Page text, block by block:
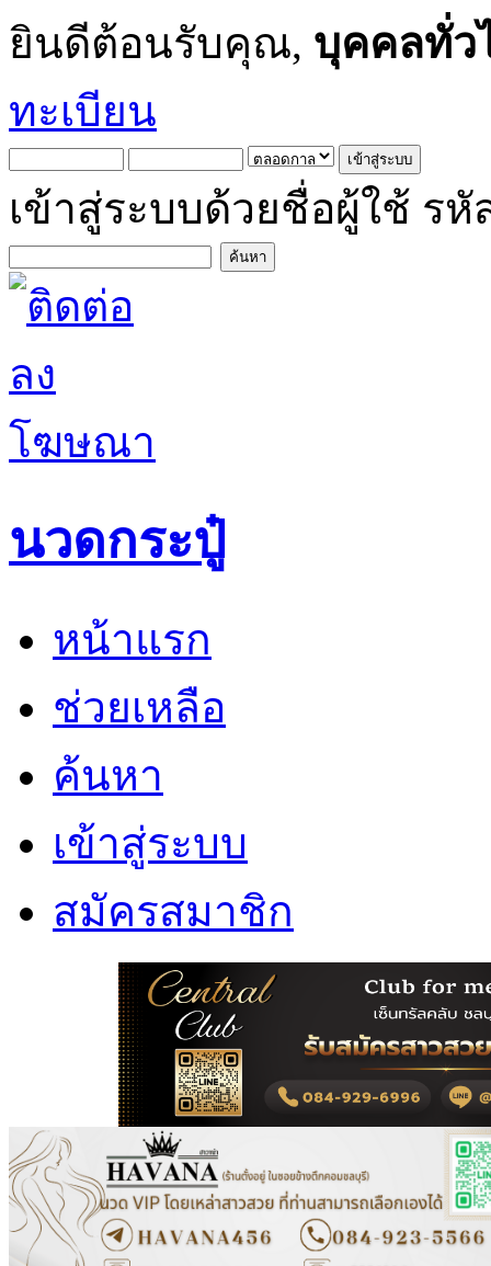
ยินดีต้อนรับคุณ, บุคคลทั่ว
ทะเบียน
เข้าสู่ระบบด้วยชื่อผู้ใช้ รหั
นวดกระปู๋
หน้าแรก
ช่วยเหลือ
ค้นหา
เข้าสู่ระบบ
สมัครสมาชิก